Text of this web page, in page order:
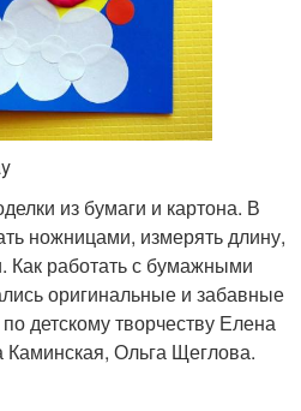
из бумаги и картона. В
ножницами, измерять длину,
Как работать с бумажными
оригинальные и забавные
детскому творчеству Елена
Каминская, Ольга Щеглова.